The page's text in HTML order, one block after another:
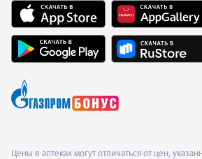
Цены в аптеках могут отличаться от цен,